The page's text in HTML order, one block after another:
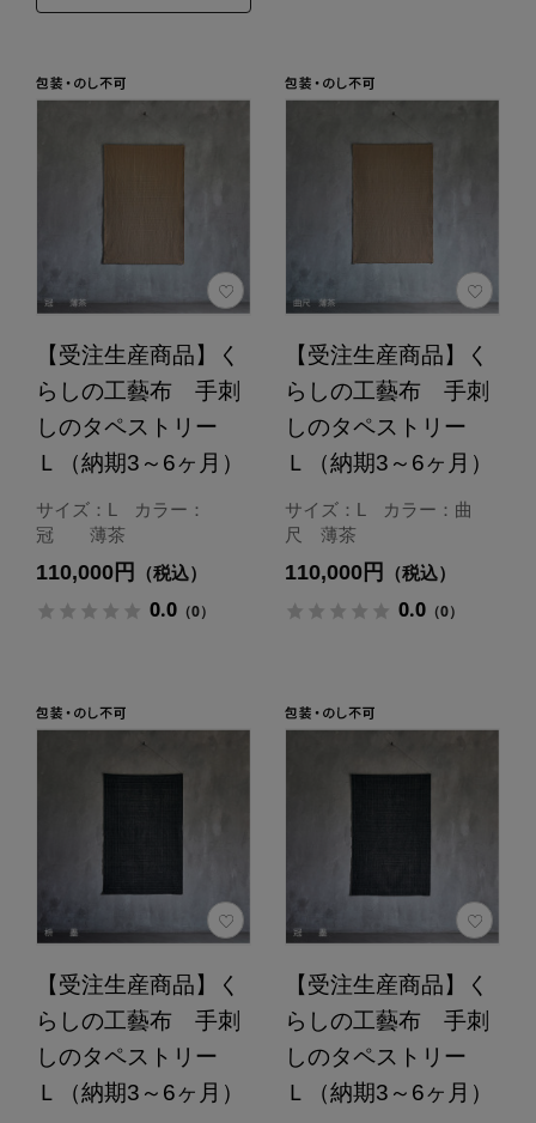
【受注生産商品】く
らしの工藝布 手刺
しのタペストリー
Ｌ（納期3～6ヶ月）
サイズ：L カラー：
冠 薄茶
110,000円 （税込）
0.0（0）
【受注生産商品】く
らしの工藝布 手刺
しのタペストリー
Ｌ（納期3～6ヶ月）
サイズ：L カラー：曲
尺 薄茶
110,000円 （税込）
0.0（0）
【受注生産商品】く
らしの工藝布 手刺
しのタペストリー
Ｌ（納期3～6ヶ月）
【受注生産商品】く
らしの工藝布 手刺
しのタペストリー
Ｌ（納期3～6ヶ月）